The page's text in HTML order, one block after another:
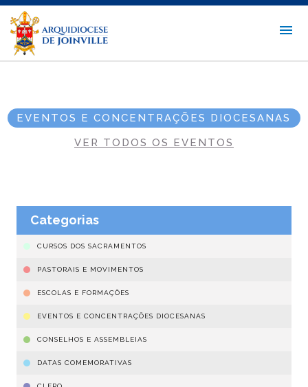
EVENTOS E CONCENTRAÇÕES DIOCESANAS
VER TODOS OS EVENTOS
Categorias
CURSOS DOS SACRAMENTOS
PASTORAIS E MOVIMENTOS
ESCOLAS E FORMAÇÕES
EVENTOS E CONCENTRAÇÕES DIOCESANAS
CONSELHOS E ASSEMBLEIAS
DATAS COMEMORATIVAS